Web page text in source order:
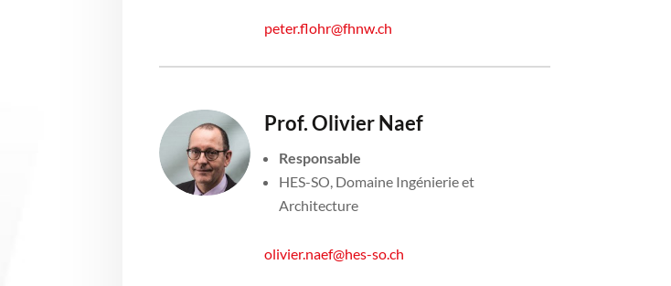
peter.flohr@fhnw.ch
Prof. Olivier Naef
Responsable
HES-SO, Domaine Ingénierie et
Architecture
olivier.naef@hes-so.ch